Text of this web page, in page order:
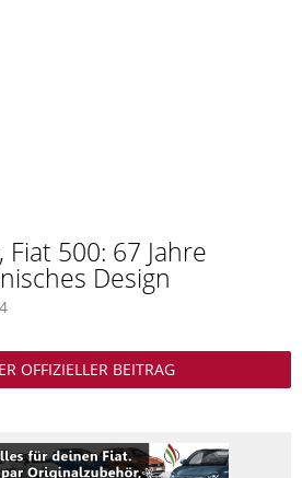
500: 67 Jahre
Design
OFFIZIELLER BEITRAG